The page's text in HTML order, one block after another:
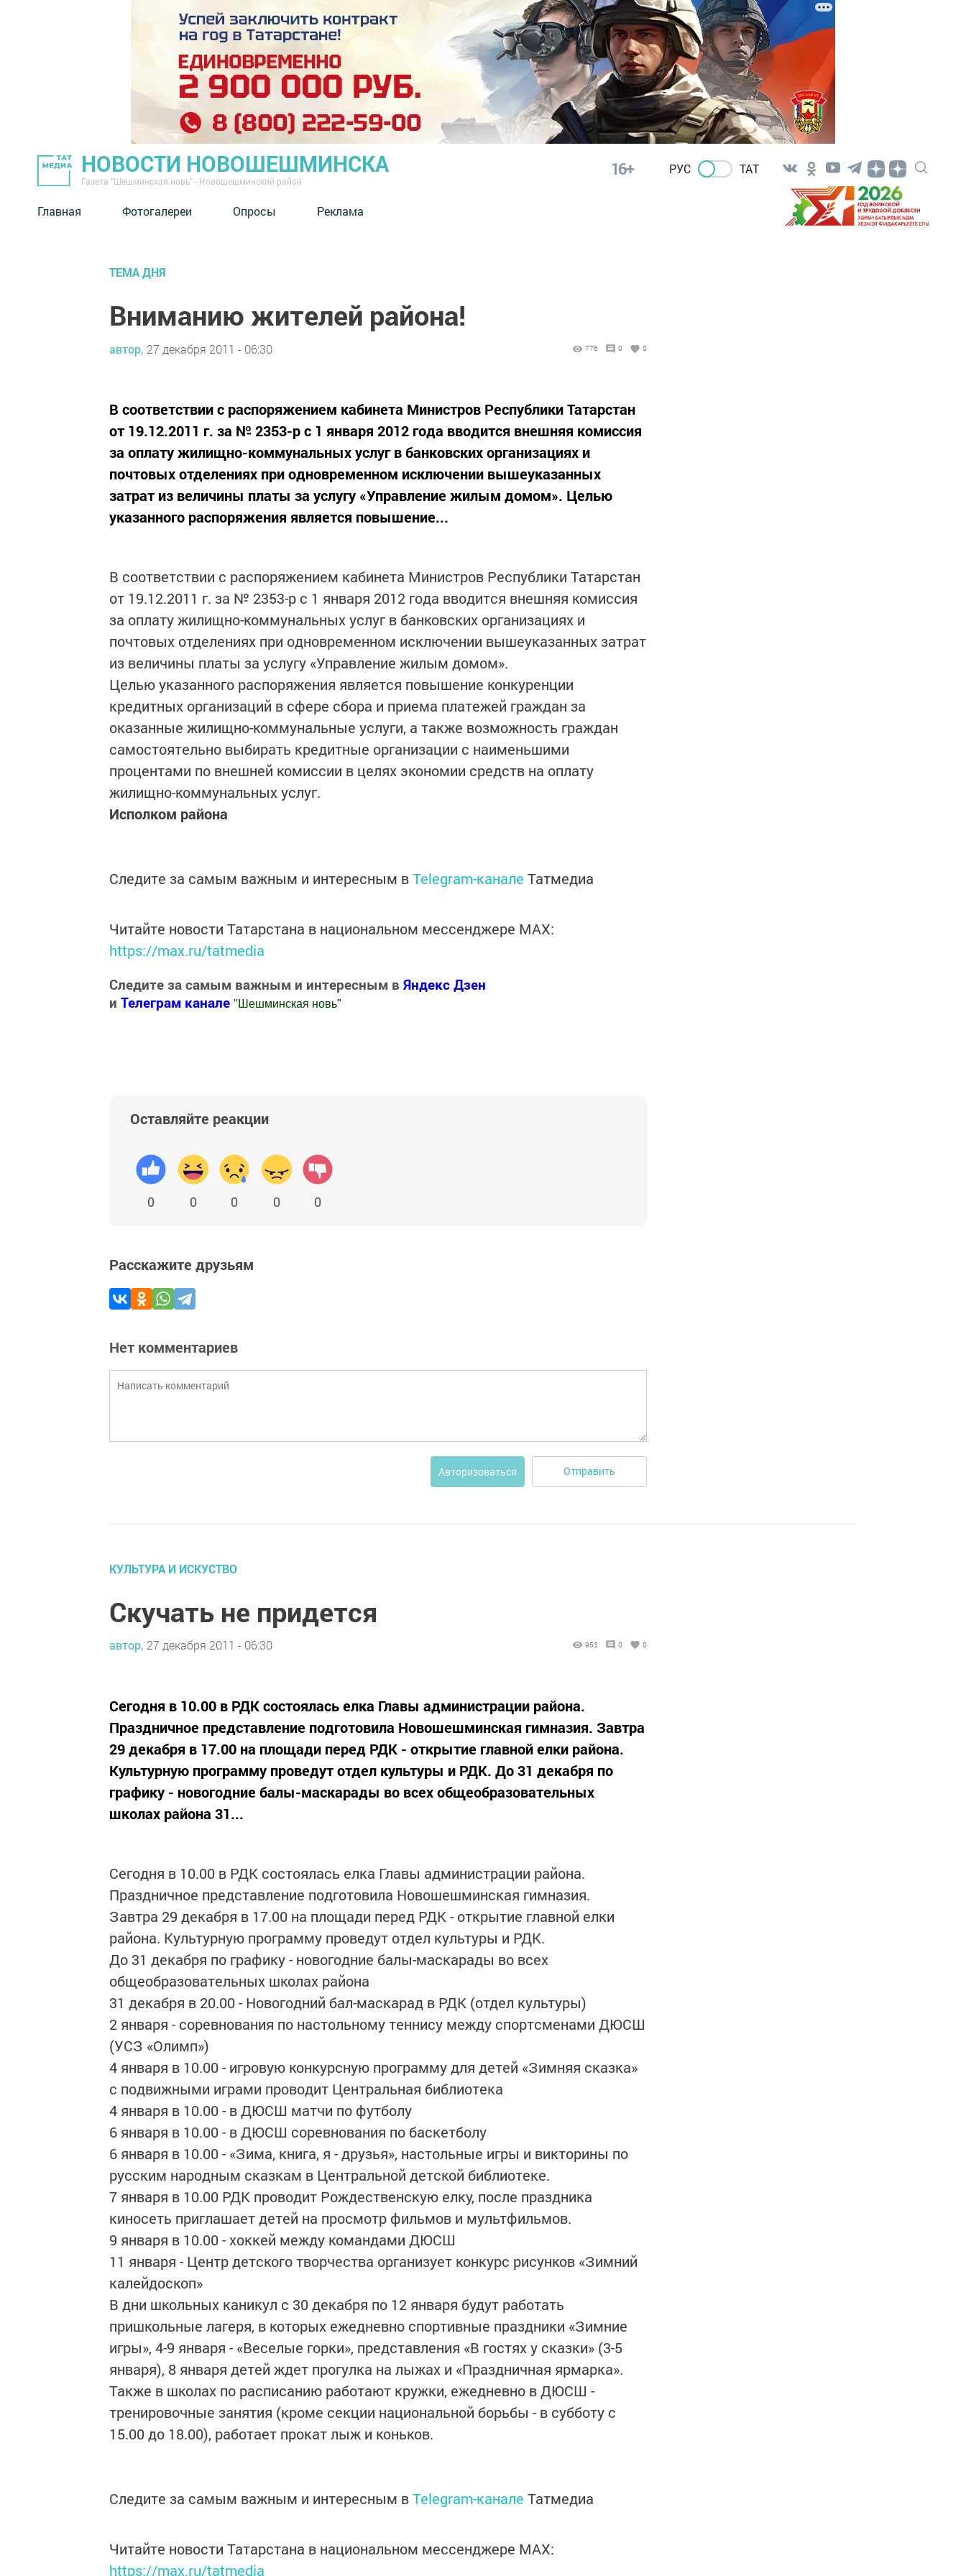
НОВОСТИ НОВОШЕШМИНСКА
Газета "Шешминская новь" - Новошешминский район
16+ РУС ТАТ
Главная Фотогалереи Опросы Реклама
ТЕМА ДНЯ
Вниманию жителей района!
автор, 27 декабря 2011 - 06:30 776 0 0
В соответствии с распоряжением кабинета Министров Республики Татарстан
от 19.12.2011 г. за № 2353-р с 1 января 2012 года вводится внешняя комиссия
за оплату жилищно-коммунальных услуг в банковских организациях и
почтовых отделениях при одновременном исключении вышеуказанных
затрат из величины платы за услугу «Управление жилым домом». Целью
указанного распоряжения является повышение...
В соответствии с распоряжением кабинета Министров Республики Татарстан
от 19.12.2011 г. за № 2353-р с 1 января 2012 года вводится внешняя комиссия
за оплату жилищно-коммунальных услуг в банковских организациях и
почтовых отделениях при одновременном исключении вышеуказанных затрат
из величины платы за услугу «Управление жилым домом».
Целью указанного распоряжения является повышение конкуренции
кредитных организаций в сфере сбора и приема платежей граждан за
оказанные жилищно-коммунальные услуги, а также возможность граждан
самостоятельно выбирать кредитные организации с наименьшими
процентами по внешней комиссии в целях экономии средств на оплату
жилищно-коммунальных услуг.
Исполком района
Следите за самым важным и интересным вTelegram-канале Татмедиа
Читайте новости Татарстана в национальном мессенджере MАХ:
https://max.ru/tatmedia
Следите за самым важным и интересным в Яндекс Дзен
и Телеграм канале " Шешминская новь"
Оставляйте реакции
0 0 0 0 0
Расскажите друзьям
Нет комментариев
Авторизоваться Отправить
КУЛЬТУРА И ИСКУСТВО
Скучать не придется
автор, 27 декабря 2011 - 06:30 953 0 0
Сегодня в 10.00 в РДК состоялась елка Главы администрации района.
Праздничное представление подготовила Новошешминская гимназия. Завтра
29 декабря в 17.00 на площади перед РДК - открытие главной елки района.
Культурную программу проведут отдел культуры и РДК. До 31 декабря по
графику - новогодние балы-маскарады во всех общеобразовательных
школах района 31...
Сегодня в 10.00 в РДК состоялась елка Главы администрации района.
Праздничное представление подготовила Новошешминская гимназия.
Завтра 29 декабря в 17.00 на площади перед РДК - открытие главной елки
района. Культурную программу проведут отдел культуры и РДК.
До 31 декабря по графику - новогодние балы-маскарады во всех
общеобразовательных школах района
31 декабря в 20.00 - Новогодний бал-маскарад в РДК (отдел культуры)
2 января - соревнования по настольному теннису между спортсменами ДЮСШ
(УСЗ «Олимп»)
4 января в 10.00 - игровую конкурсную программу для детей «Зимняя сказка»
с подвижными играми проводит Центральная библиотека
4 января в 10.00 - в ДЮСШ матчи по футболу
6 января в 10.00 - в ДЮСШ соревнования по баскетболу
6 января в 10.00 - «Зима, книга, я - друзья», настольные игры и викторины по
русским народным сказкам в Центральной детской библиотеке.
7 января в 10.00 РДК проводит Рождественскую елку, после праздника
киносеть приглашает детей на просмотр фильмов и мультфильмов.
9 января в 10.00 - хоккей между командами ДЮСШ
11 января - Центр детского творчества организует конкурс рисунков «Зимний
калейдоскоп»
В дни школьных каникул с 30 декабря по 12 января будут работать
пришкольные лагеря, в которых ежедневно спортивные праздники «Зимние
игры», 4-9 января - «Веселые горки», представления «В гостях у сказки» (3-5
января), 8 января детей ждет прогулка на лыжах и «Праздничная ярмарка».
Также в школах по расписанию работают кружки, ежедневно в ДЮСШ -
тренировочные занятия (кроме секции национальной борьбы - в субботу с
15.00 до 18.00), работает прокат лыж и коньков.
Следите за самым важным и интересным вTelegram-канале Татмедиа
Читайте новости Татарстана в национальном мессенджере MАХ:
https://max.ru/tatmedia